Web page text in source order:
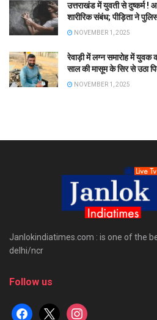
उत्तराखंड में युवती से दुष्कर्म !
शारीरिक संबंध; पीड़िता ने
NOVEMBER 1, 2025
रेवाड़ी में लग्न समारोह में युवक
साल की मासूम के सिर से उठा
NOVEMBER 1, 2025
Janlokindiatimes.com : is one of the
delhi/ncr
Follow us
facebook
x instagram